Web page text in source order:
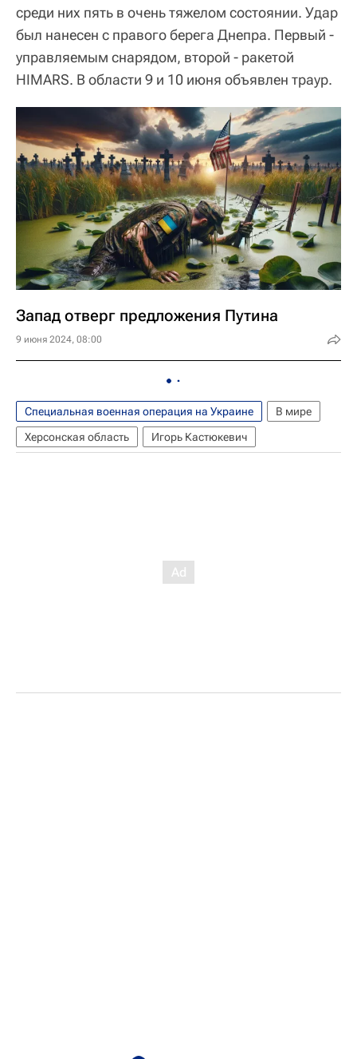
среди них пять в очень тяжелом состоянии. Удар
был нанесен с правого берега Днепра. Первый -
управляемым снарядом, второй - ракетой
HIMARS. В области 9 и 10 июня объявлен траур.
Запад отверг предложения Путина
9 июня 2024, 08:00
Специальная военная операция на Украине
В мире
Херсонская область
Игорь Кастюкевич